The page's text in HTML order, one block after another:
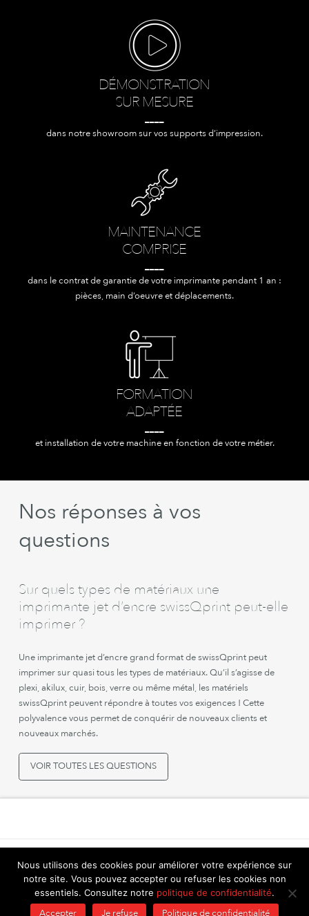
DÉMONSTRATION
SUR MESURE
dans notre showroom sur vos supports d’impression.
MAINTENANCE
COMPRISE
dans le contrat de garantie de votre imprimante pendant 1 an :
pièces, main d’oeuvre et déplacements.
FORMATION
ADAPTÉE
et installation de votre machine en fonction de votre métier.
Nos réponses à vos
questions
Sur quels types de matériaux une
imprimante jet d’encre swissQprint peut-elle
imprimer ?
Une imprimante jet d’encre grand format de swissQprint peut
imprimer sur quasi tous les types de matériaux. Qu’il s’agisse de
plexi, akilux, cuir, bois, verre ou même métal, les matériels
swissQprint peuvent répondre à toutes vos exigences ! Cette
polyvalence vous permet de conquérir de nouveaux clients et
nouveaux marchés.
VOIR TOUTES LES QUESTIONS
PLAN DU SITE
LinkedIn
YouTube
Instagram
Nous utilisons des cookies pour améliorer votre expérience sur
notre site. Vous pouvez accepter ou refuser les cookies non
essentiels. Consultez notre politique de confidentialité.
Accepter Je refuse Politique de confidentialité